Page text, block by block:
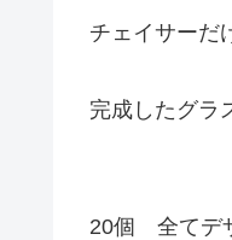
チェイサーだ
完成したグラ
20個 全てデ